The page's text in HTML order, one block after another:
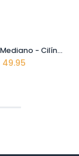
Macetero - Mediano - Cilíndrico Con Textura - 35*37cm - Oro
49.95